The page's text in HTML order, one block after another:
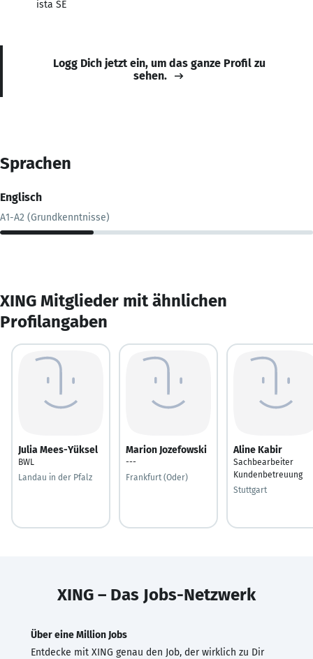
ista SE
Logg Dich jetzt ein, um das ganze Profil zu
sehen.
Sprachen
Englisch
A1-A2 (Grundkenntnisse)
XING Mitglieder mit ähnlichen
Profilangaben
Julia Mees-Yüksel
BWL
Landau in der Pfalz
Marion Jozefowski
---
Frankfurt (Oder)
Aline Kabir
Sachbearbeiter
Kundenbetreuung
Stuttgart
XING – Das Jobs-Netzwerk
Über eine Million Jobs
Entdecke mit XING genau den Job, der wirklich zu Dir